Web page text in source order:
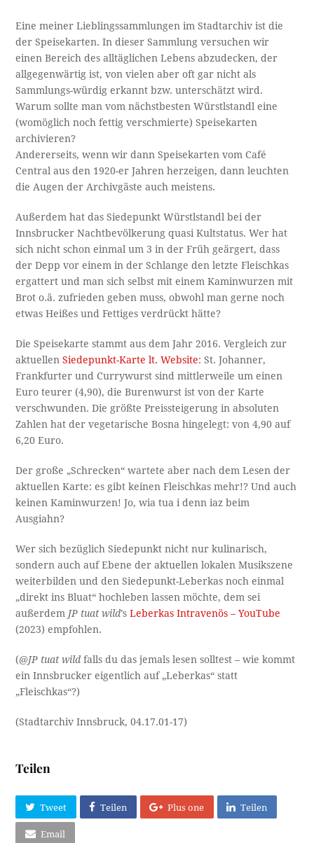
Eine meiner Lieblingssammlungen im Stadtarchiv ist die
der Speisekarten. In dieser Sammlung versuchen wir
einen Bereich des alltäglichen Lebens abzudecken, der
allgegenwärtig ist, von vielen aber oft gar nicht als
Sammlungs-würdig erkannt bzw. unterschätzt wird.
Warum sollte man vom nächstbesten Würstlstandl eine
(womöglich noch fettig verschmierte) Speisekarten
archivieren?
Andererseits, wenn wir dann Speisekarten vom Café
Central aus den 1920-er Jahren herzeigen, dann leuchten
die Augen der Archivgäste auch meistens.
Außerdem hat das Siedepunkt Würstlstandl bei der
Innsbrucker Nachtbevölkerung quasi Kultstatus. Wer hat
sich nicht schon einmal um 3 in der Früh geärgert, dass
der Depp vor einem in der Schlange den letzte Fleischkas
ergattert und man sich selbst mit einem Kaminwurzen mit
Brot o.ä. zufrieden geben muss, obwohl man gerne noch
etwas Heißes und Fettiges verdrückt hätte?
Die Speisekarte stammt aus dem Jahr 2016. Vergleich zur
aktuellenSiedepunkt-Karte lt. Website: St. Johanner,
Frankfurter und Currywurst sind mittlerweile um einen
Euro teurer (4,90), die Burenwurst ist von der Karte
verschwunden. Die größte Preissteigerung in absoluten
Zahlen hat der vegetarische Bosna hingelegt: von 4,90 auf
6,20 Euro.
Der große „Schrecken“ wartete aber nach dem Lesen der
aktuellen Karte: es gibt keinen Fleischkas mehr!? Und auch
keinen Kaminwurzen! Jo, wia tua i denn iaz beim
Ausgiahn?
Wer sich bezüglich Siedepunkt nicht nur kulinarisch,
sondern auch auf Ebene der aktuellen lokalen Musikszene
weiterbilden und den Siedepunkt-Leberkas noch einmal
„direkt ins Bluat“ hochleben lassen möchte, dem sei
außerdem JP tuat wild’sLeberkas Intravenös – YouTube
(2023) empfohlen.
(@JP tuat wild falls du das jemals lesen solltest – wie kommt
ein Innsbrucker eigentlich auf „Leberkas“ statt
„Fleischkas“?)
(Stadtarchiv Innsbruck, 04.17.01-17)
Teilen
Tweet Teilen Plus one Teilen
Email